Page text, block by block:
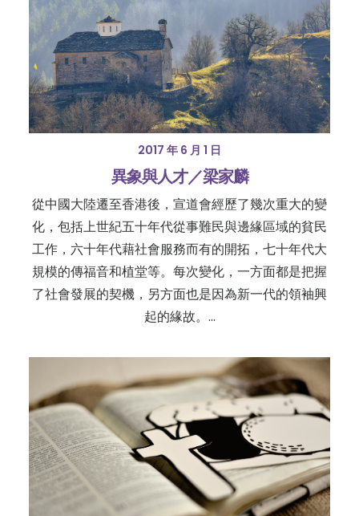
2017 年 6 月 1 日
異象與人才／梁家麟
從中國大陸遷至香港後，宣道會經歷了幾次重大的變
化，包括上世紀五十年代從事難民與邊緣區域的貧民
工作，六十年代藉社會服務而有的開拓，七十年代大
規模的傳福音和植堂等。每次變化，一方面都是把握
了社會發展的契機，另方面也是因為新一代的領袖興
起的緣故。…